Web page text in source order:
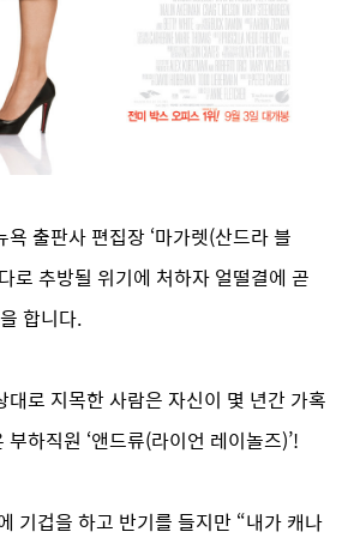
출판사 편집장 ‘마가렛(산드라 블
로 추방될 위기에 처하자 얼떨결에 곧
합니다.
대로 지목한 사람은 자신이 몇 년간 가혹
하직원 ‘앤드류(라이언 레이놀즈)’!
기겁을 하고 반기를 들지만 “내가 캐나